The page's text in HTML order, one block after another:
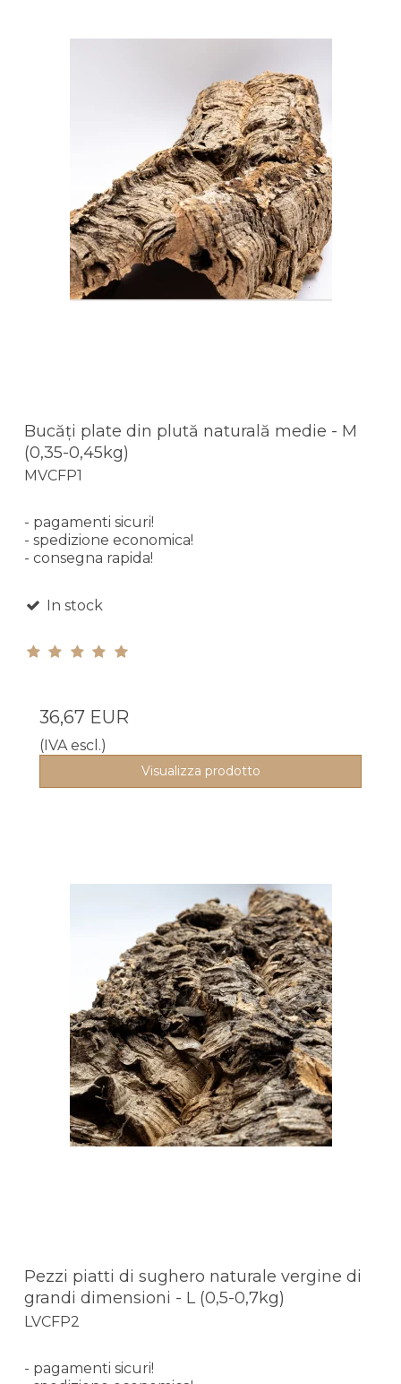
Bucăți plate din plută naturală medie - M
(0,35-0,45kg)
MVCFP1
- pagamenti sicuri!
- spedizione economica!
- consegna rapida!
In stock
36,67 EUR
(IVA escl.)
Visualizza prodotto
Pezzi piatti di sughero naturale vergine di
grandi dimensioni - L (0,5-0,7kg)
LVCFP2
- pagamenti sicuri!